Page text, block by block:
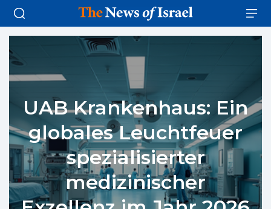
UAB Krankenhaus: Ein
globales Leuchtfeuer
spezialisierter
medizinischer